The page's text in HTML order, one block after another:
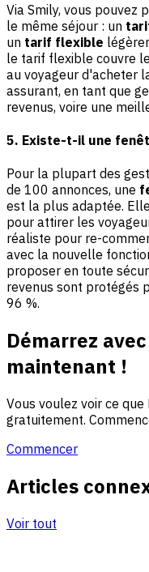
Via Smily, vous pouvez
le même séjour : un
un tarif flexible
le tarif flexible couvre
au voyageur d'acheter
assurant, en tant que
revenus, voire une
5. Existe-t-il une
Pour la plupart des
de 100 annonces, une
est la plus adaptée.
pour attirer les
réaliste pour re-
avec la nouvelle
proposer en toute
revenus sont protégés
96 %.
Démarrez
maintenant !
Vous voulez voir ce
gratuitement.
Commencer
Articles
Voir tout